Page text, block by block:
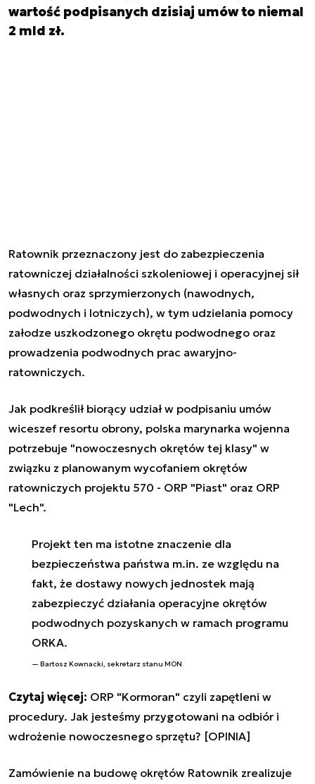
wartość podpisanych dzisiaj umów to niemal
2 mld zł.
Ratownik przeznaczony jest do zabezpieczenia
ratowniczej działalności szkoleniowej i operacyjnej sił
własnych oraz sprzymierzonych (nawodnych,
podwodnych i lotniczych), w tym udzielania pomocy
załodze uszkodzonego okrętu podwodnego oraz
prowadzenia podwodnych prac awaryjno-
ratowniczych.
Jak podkreślił biorący udział w podpisaniu umów
wiceszef resortu obrony, polska marynarka wojenna
potrzebuje "nowoczesnych okrętów tej klasy" w
związku z planowanym wycofaniem okrętów
ratowniczych projektu 570 - ORP "Piast" oraz ORP
"Lech".
Projekt ten ma istotne znaczenie dla
bezpieczeństwa państwa m.in. ze względu na
fakt, że dostawy nowych jednostek mają
zabezpieczyć działania operacyjne okrętów
podwodnych pozyskanych w ramach programu
ORKA.
Bartosz Kownacki, sekretarz stanu MON
Czytaj więcej: ORP "Kormoran" czyli zapętleni w
procedury. Jak jesteśmy przygotowani na odbiór i
wdrożenie nowoczesnego sprzętu? [OPINIA]
Zamówienie na budowę okrętów Ratownik zrealizuje